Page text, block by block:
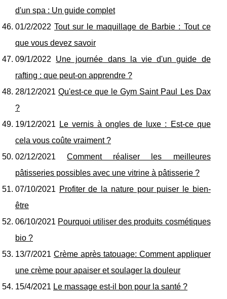
d'un spa : Un guide complet
01/2/2022Tout sur le maquillage de Barbie : Tout ce
que vous devez savoir
09/1/2022 Une journée dans la vie d'un guide de
rafting : que peut-on apprendre ?
28/12/2021Qu'est-ce que le Gym Saint Paul Les Dax
?
19/12/2021
Le vernis à ongles de luxe : Est-ce que
cela vous coûte vraiment ?
02/12/2021Comment réaliser les meilleures
pâtisseries possibles avec une vitrine à pâtisserie ?
07/10/2021 Profiter de la nature pour puiser le bien-
être
06/10/2021 Pourquoi utiliser des produits cosmétiques
bio ?
13/7/2021 Crème après tatouage: Comment appliquer
une crème pour apaiser et soulager la douleur
15/4/2021 Le massage est-il bon pour la santé ?